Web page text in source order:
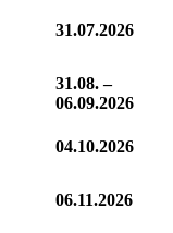
31.07.2026
31.08. –
06.09.2026
04.10.2026
06.11.2026